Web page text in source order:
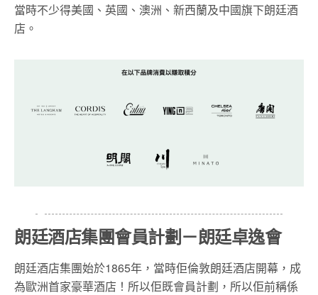
當時不少得美國、英國、澳洲、新西蘭及中國旗下朗廷酒
店。
朗廷酒店集團會員計劃－朗廷卓逸會
朗廷酒店集團始於1865年，當時佢倫敦朗廷酒店開幕，成
為歐洲首家豪華酒店！所以佢既會員計劃，所以佢前稱係